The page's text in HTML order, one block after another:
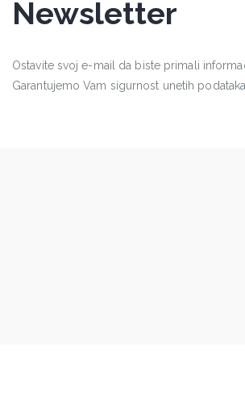
Newsletter
Ostavite svoj e-mail da biste primali
Garantujemo Vam sigurnost unetih podataka.